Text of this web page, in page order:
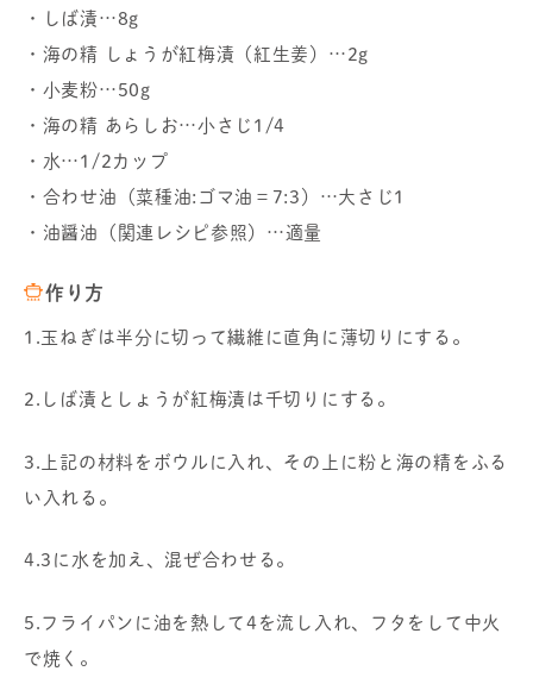
・しば漬…8g
・海の精 しょうが紅梅漬（紅生姜）…2g
・小麦粉…50g
・海の精 あらしお…小さじ1/4
・水…1/2カップ
・合わせ油（菜種油:ゴマ油＝7:3）…大さじ1
・油醤油（関連レシピ参照）…適量
作り方
1.玉ねぎは半分に切って繊維に直角に薄切りにする。
2.しば漬としょうが紅梅漬は千切りにする。
3.上記の材料をボウルに入れ、その上に粉と海の精をふる
い入れる。
4.3に水を加え、混ぜ合わせる。
5.フライパンに油を熱して4を流し入れ、フタをして中火
で焼く。